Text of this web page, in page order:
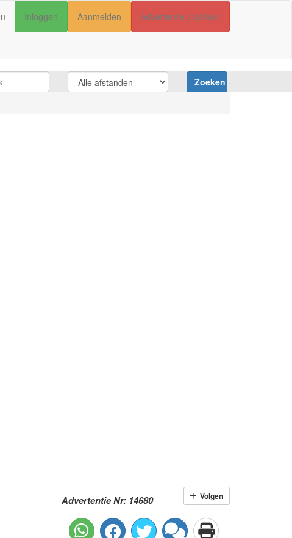
Inloggen Aanmelden Advertentie plaatsen
Zoeken
Advertentie Nr: 14680 Volgen